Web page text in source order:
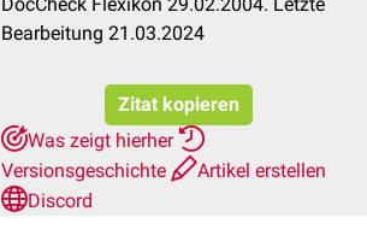
Bearbeitung 21.03.2024
Zitat kopieren
Was zeigt hierher
Versionsgeschichte
Artikel erstellen
Discord